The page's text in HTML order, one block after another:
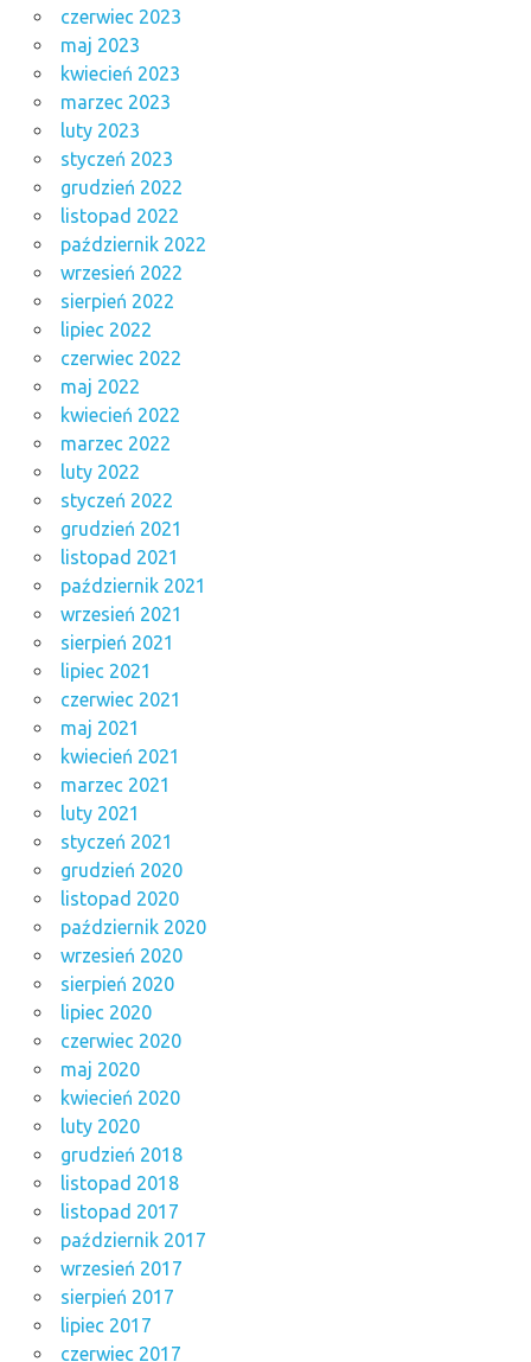
czerwiec 2023
maj 2023
kwiecień 2023
marzec 2023
luty 2023
styczeń 2023
grudzień 2022
listopad 2022
październik 2022
wrzesień 2022
sierpień 2022
lipiec 2022
czerwiec 2022
maj 2022
kwiecień 2022
marzec 2022
luty 2022
styczeń 2022
grudzień 2021
listopad 2021
październik 2021
wrzesień 2021
sierpień 2021
lipiec 2021
czerwiec 2021
maj 2021
kwiecień 2021
marzec 2021
luty 2021
styczeń 2021
grudzień 2020
listopad 2020
październik 2020
wrzesień 2020
sierpień 2020
lipiec 2020
czerwiec 2020
maj 2020
kwiecień 2020
luty 2020
grudzień 2018
listopad 2018
listopad 2017
październik 2017
wrzesień 2017
sierpień 2017
lipiec 2017
czerwiec 2017